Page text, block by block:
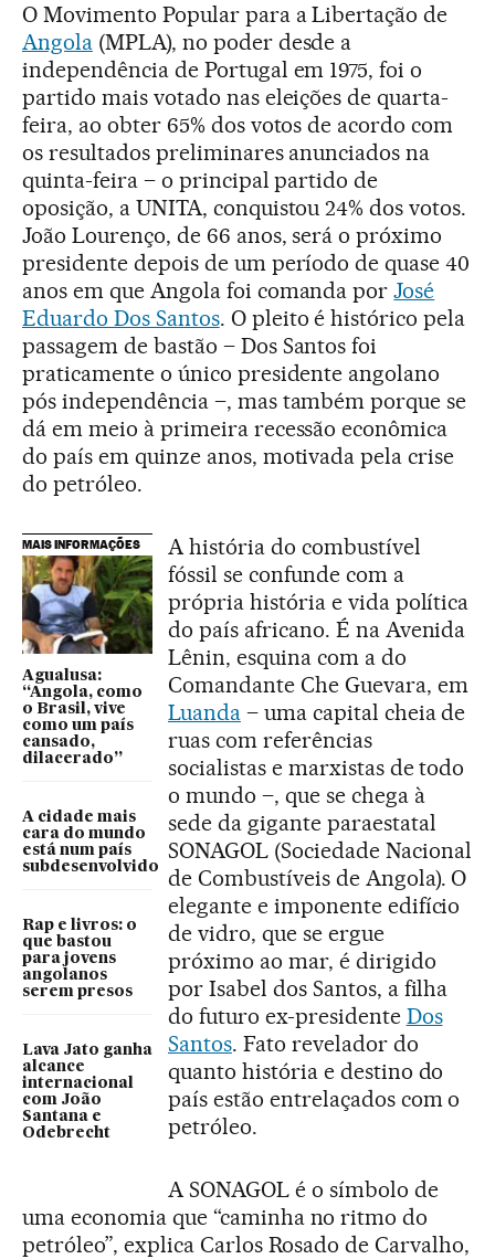
O Movimento Popular para a Libertação de
Angola(MPLA), no poder desde a
independência de Portugal em 1975, foi o
partido mais votado nas eleições de quarta-
feira, ao obter 65% dos votos de acordo com
os resultados preliminares anunciados na
quinta-feira – o principal partido de
oposição, a UNITA, conquistou 24% dos votos.
João Lourenço, de 66 anos, será o próximo
presidente depois de um período de quase 40
anos em que Angola foi comanda porJosé
Eduardo Dos Santos. O pleito é histórico pela
passagem de bastão – Dos Santos foi
praticamente o único presidente angolano
pós independência –, mas também porque se
dá em meio à primeira recessão econômica
do país em quinze anos, motivada pela crise
do petróleo.
MAIS INFORMAÇÕES
Agualusa:
“Angola, como
o Brasil, vive
como um país
cansado,
dilacerado”
A cidade mais
cara do mundo
está num país
subdesenvolvido
Rap e livros: o
que bastou
para jovens
angolanos
serem presos
Lava Jato ganha
alcance
internacional
com João
Santana e
Odebrecht
A história do combustível
fóssil se confunde com a
própria história e vida política
do país africano. É na Avenida
Lênin, esquina com a do
Comandante Che Guevara, em
Luanda– uma capital cheia de
ruas com referências
socialistas e marxistas de todo
o mundo –, que se chega à
sede da gigante paraestatal
SONAGOL (Sociedade Nacional
de Combustíveis de Angola). O
elegante e imponente edifício
de vidro, que se ergue
próximo ao mar, é dirigido
por Isabel dos Santos, a filha
do futuro ex-presidente Dos
Santos. Fato revelador do
quanto história e destino do
país estão entrelaçados com o
petróleo.
A SONAGOL é o símbolo de
uma economia que “caminha no ritmo do
petróleo”, explica Carlos Rosado de Carvalho,